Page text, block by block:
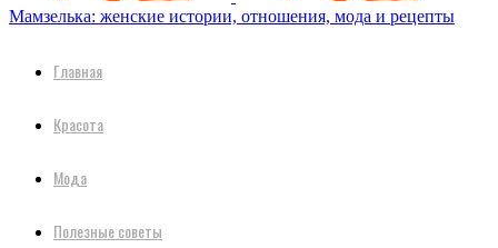
Мамзелька: женские истории, отношения, мода и рецепты
Главная
Красота
Мода
Полезные советы